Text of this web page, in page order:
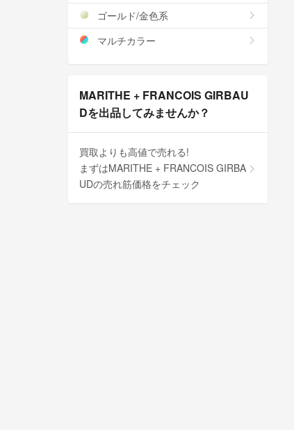
ゴールド/金色系
マルチカラー
MARITHE + FRANCOIS GIRBAU
Dを出品してみませんか？
買取よりも高値で売れる!
まずはMARITHE + FRANCOIS GIRBA
UDの売れ筋価格をチェック